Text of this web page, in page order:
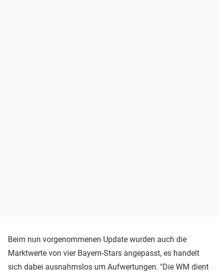
Beim nun vorgenommenen Update wurden auch die
Marktwerte von vier Bayern-Stars angepasst, es handelt
sich dabei ausnahmslos um Aufwertungen. "Die WM dient